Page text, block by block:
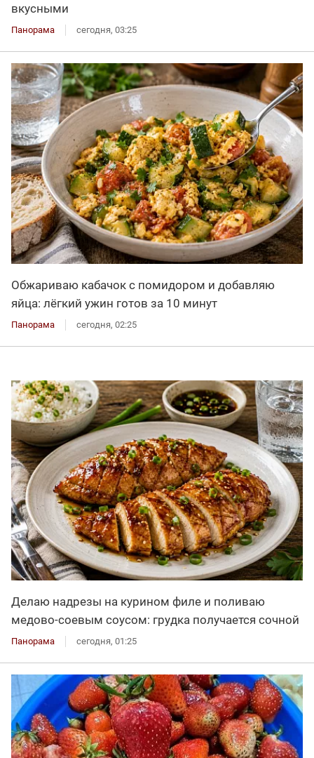
вкусными
Панорама сегодня, 03:25
Обжариваю кабачок с помидором и добавляю
яйца: лёгкий ужин готов за 10 минут
Панорама сегодня, 02:25
Делаю надрезы на курином филе и поливаю
медово-соевым соусом: грудка получается сочной
Панорама сегодня, 01:25